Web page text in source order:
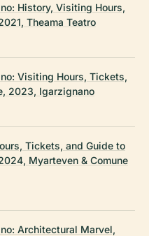
History, Visiting Hours,
Theama Teatro
Visiting Hours, Tickets,
2023, Igarzignano
Tickets, and Guide to
Myarteven & Comune
Architectural Marvel,